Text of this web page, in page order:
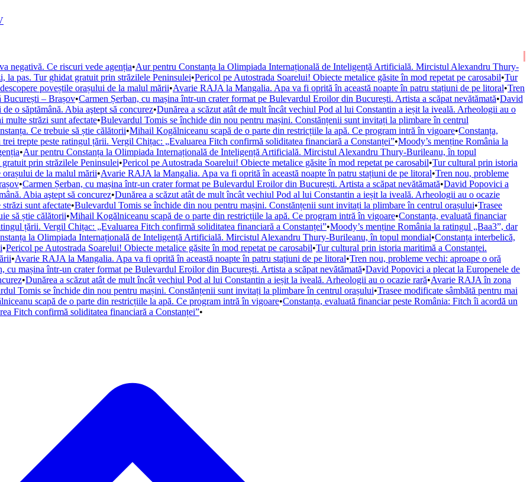
negativă. Ce riscuri vede agenția•Aur pentru Constanța la Olimpiada Internațională de Inteligență Artificială. Mircistul Alexandru Thury-
la pas. Tur ghidat gratuit prin străzilele Peninsulei•Pericol pe Autostrada Soarelui! Obiecte metalice găsite în mod repetat pe carosabil•Tur
poveștile orașului de la malul mării•Avarie RAJA la Mangalia. Apa va fi oprită în această noapte în patru stațiuni de pe litoral•Tren
București – Brașov•Carmen Șerban, cu mașina într-un crater format pe Bulevardul Eroilor din București. Artista a scăpat nevătămată•David
o săptămână. Abia aştept să concurez•Dunărea a scăzut atât de mult încât vechiul Pod al lui Constantin a ieșit la iveală. Arheologii au o
străzi sunt afectate•Bulevardul Tomis se închide din nou pentru mașini. Constănțenii sunt invitați la plimbare în centrul
Ce trebuie să știe călătorii•Mihail Kogălniceanu scapă de o parte din restricțiile la apă. Ce program intră în vigoare•Constanța,
trepte peste ratingul țării. Vergil Chițac: „Evaluarea Fitch confirmă soliditatea financiară a Constanței”•Moody’s menține România la
•Aur pentru Constanța la Olimpiada Internațională de Inteligență Artificială. Mircistul Alexandru Thury-Burileanu, în topul
prin străzilele Peninsulei•Pericol pe Autostrada Soarelui! Obiecte metalice găsite în mod repetat pe carosabil•Tur cultural prin istoria
orașului de la malul mării•Avarie RAJA la Mangalia. Apa va fi oprită în această noapte în patru stațiuni de pe litoral•Tren nou, probleme
•Carmen Șerban, cu mașina într-un crater format pe Bulevardul Eroilor din București. Artista a scăpat nevătămată•David Popovici a
Abia aştept să concurez•Dunărea a scăzut atât de mult încât vechiul Pod al lui Constantin a ieșit la iveală. Arheologii au o ocazie
sunt afectate•Bulevardul Tomis se închide din nou pentru mașini. Constănțenii sunt invitați la plimbare în centrul orașului•Trasee
să știe călătorii•Mihail Kogălniceanu scapă de o parte din restricțiile la apă. Ce program intră în vigoare•Constanța, evaluată financiar
țării. Vergil Chițac: „Evaluarea Fitch confirmă soliditatea financiară a Constanței”•Moody’s menține România la ratingul „Baa3”, dar
la Olimpiada Internațională de Inteligență Artificială. Mircistul Alexandru Thury-Burileanu, în topul mondial•Constanța interbelică,
•Pericol pe Autostrada Soarelui! Obiecte metalice găsite în mod repetat pe carosabil•Tur cultural prin istoria maritimă a Constanței.
•Avarie RAJA la Mangalia. Apa va fi oprită în această noapte în patru stațiuni de pe litoral•Tren nou, probleme vechi: aproape o oră
cu mașina într-un crater format pe Bulevardul Eroilor din București. Artista a scăpat nevătămată•David Popovici a plecat la Europenele de
•Dunărea a scăzut atât de mult încât vechiul Pod al lui Constantin a ieșit la iveală. Arheologii au o ocazie rară•Avarie RAJA în zona
Tomis se închide din nou pentru mașini. Constănțenii sunt invitați la plimbare în centrul orașului•Trasee modificate sâmbătă pentru mai
scapă de o parte din restricțiile la apă. Ce program intră în vigoare•Constanța, evaluată financiar peste România: Fitch îi acordă un
Fitch confirmă soliditatea financiară a Constanței”•